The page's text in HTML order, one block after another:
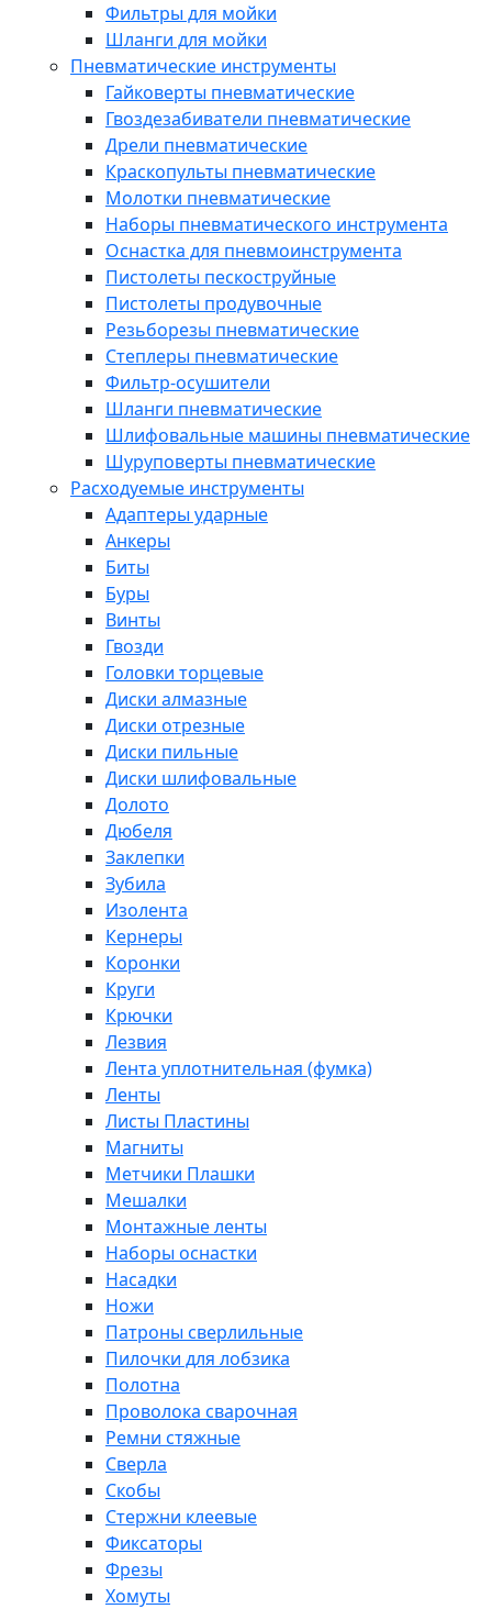
Фильтры для мойки
Шланги для мойки
Пневматические инструменты
Гайковерты пневматические
Гвоздезабиватели пневматические
Дрели пневматические
Краскопульты пневматические
Молотки пневматические
Наборы пневматического инструмента
Оснастка для пневмоинструмента
Пистолеты пескоструйные
Пистолеты продувочные
Резьборезы пневматические
Степлеры пневматические
Фильтр-осушители
Шланги пневматические
Шлифовальные машины пневматические
Шуруповерты пневматические
Расходуемые инструменты
Адаптеры ударные
Анкеры
Биты
Буры
Винты
Гвозди
Головки торцевые
Диски алмазные
Диски отрезные
Диски пильные
Диски шлифовальные
Долото
Дюбеля
Заклепки
Зубила
Изолента
Кернеры
Коронки
Круги
Крючки
Лезвия
Лента уплотнительная (фумка)
Ленты
Листы Пластины
Магниты
Метчики Плашки
Мешалки
Монтажные ленты
Наборы оснастки
Насадки
Ножи
Патроны сверлильные
Пилочки для лобзика
Полотна
Проволока сварочная
Ремни стяжные
Сверла
Скобы
Стержни клеевые
Фиксаторы
Фрезы
Хомуты